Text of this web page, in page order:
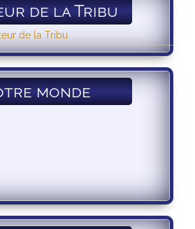
de la Tribu
de la Tribu
monde